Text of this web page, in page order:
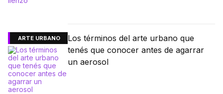
ARTE URBANO
Los términos del arte urbano que
tenés que conocer antes de agarrar
un aerosol